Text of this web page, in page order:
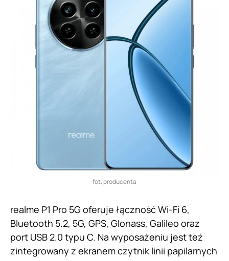
fot. producenta
realme P1 Pro 5G oferuje łączność Wi-Fi 6,
Bluetooth 5.2, 5G, GPS, Glonass, Galileo oraz
port USB 2.0 typu C. Na wyposażeniu jest też
zintegrowany z ekranem czytnik linii papilarnych